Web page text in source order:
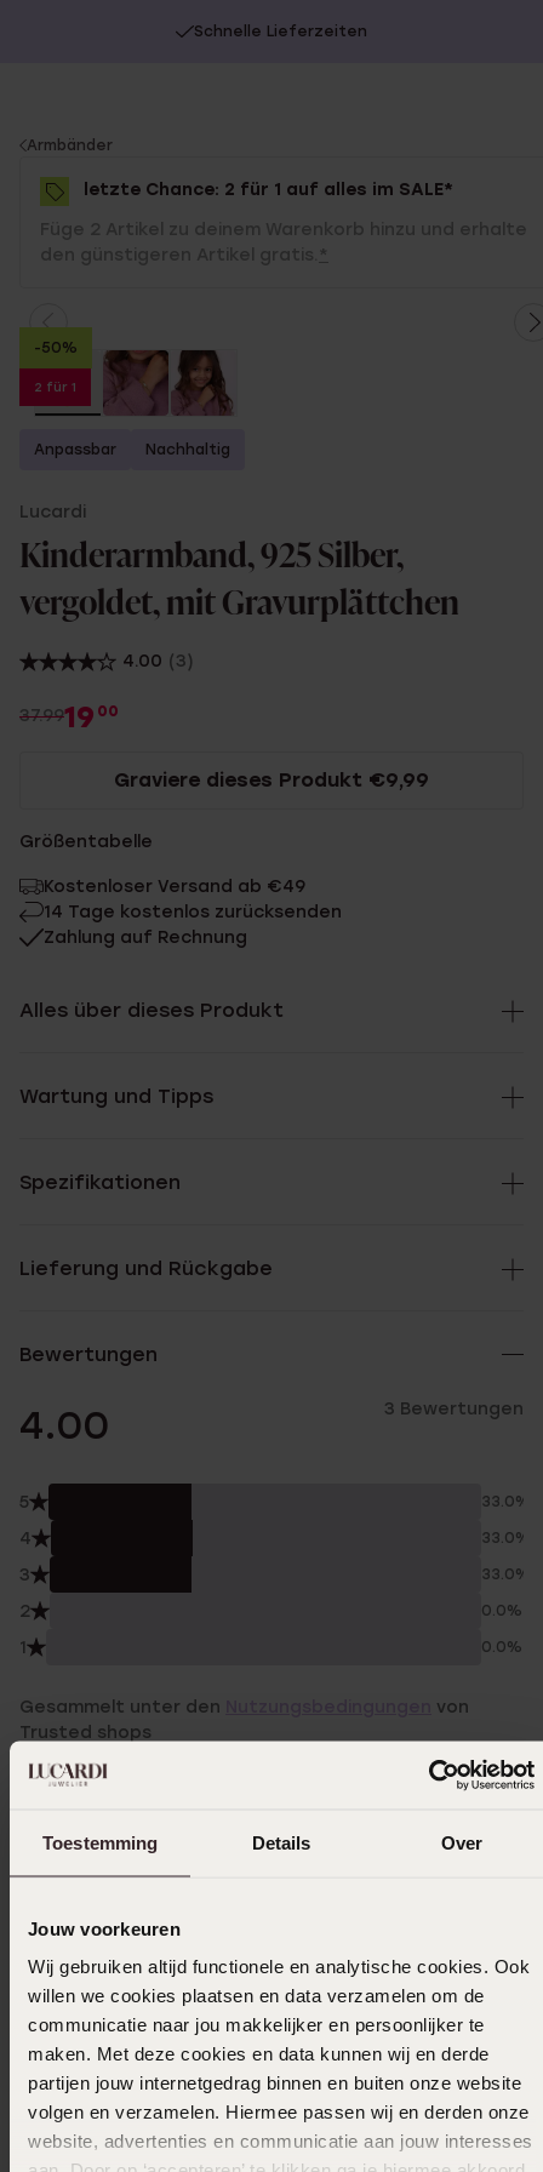
Toestemming Details Over
Jouw voorkeuren
Wij gebruiken altijd functionele en analytische cookies. Ook
willen we cookies plaatsen en data verzamelen om de
communicatie naar jou makkelijker en persoonlijker te
maken. Met deze cookies en data kunnen wij en derde
partijen jouw internetgedrag binnen en buiten onze website
volgen en verzamelen. Hiermee passen wij en derden onze
website, advertenties en communicatie aan jouw interesses
Schnelle Lieferzeiten
You
are
here:
Armbänder
letzte Chance: 2 für 1 auf alles im SALE*
Füge 2 Artikel zu deinem Warenkorb hinzu und erhalte
den günstigeren Artikel gratis. *
-50%
2 für 1
Anpassbar Nachhaltig
Lucardi
Kinderarmband, 925 Silber,
vergoldet, mit Gravurplättchen
4.00 (3)
37.9919 00
Graviere dieses Produkt €9,99
Größentabelle
Kostenloser Versand ab €49
14 Tage kostenlos zurücksenden
Zahlung auf Rechnung
Alles über dieses Produkt
Wartung und Tipps
Spezifikationen
Lieferung und Rückgabe
Bewertungen
4.00 3 Bewertungen
5 33.0%
4 33.0%
3 33.0%
2 0.0%
1 0.0%
Gesammelt unter den
von
Trusted shops
Filter
03-10-2024 - Diderik
Sehr schönes schmales Armband, nur die
Service!
Übersetzt | Original ansehen
15-06-2024 - Ouafaa A.